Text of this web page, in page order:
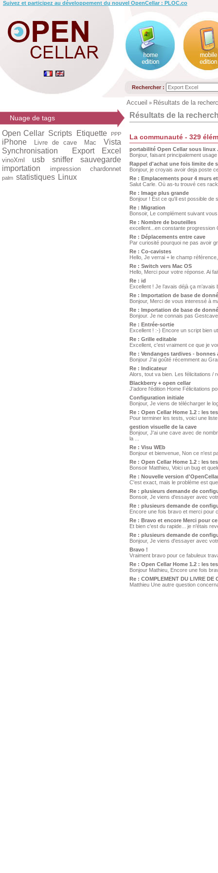
Suivez et participez au développement du nouvel OpenCellar : PLOC.co
Rechercher :
Accueil » Résultats de la
Nuage de tags
Open Cellar Scripts Etiquette PPP
iPhone Livre de cave Mac
Vista
Synchronisation
Export Excel
vinoXml usb sniffer
sauvegarde
importation
impression chardonnet
palm statistiques Linux
Résultats de la
La communauté - 329
portabilité Open Cellar sous linux
Bonjour, faisant principalement
Rappel d'achat une fois limite de
Bonjour, je croyais avoir deja poste
Re : Emplacements pour 4 murs
Salut Carle. Où as-tu trouvé ces
Re : Image plus grande
Bonjour ! Est ce qu'il est possible de
Re : Migration
Bonsoir, Le complément suivant
Re : Nombre de bouteilles
excellent...en constante progression
Re : Déplacements entre cave
Par curiosité pourquoi ne pas avoir
Re : Co-cavistes
Hello, Je verrai + le champ
Re : Switch vers Mac OS
Hello, Merci pour votre réponse. Ai
Re : id
Excellent ! Je l’avais déjà ça
Re : Importation de base de
Bonjour, Merci de vous interessé à
Re : Importation de base de
Bonjour. Je ne connais pas
Re : Entrée-sortie
Excellent ! :-) Encore un script bien
Re : Grille editable
Excellent, c'est vraiment ce que je
Re : Vendanges tardives - bonnes
Bonjour J'ai goûté récemment au
Re : Indicateur
Alors, tout va bien. Les félicitations /
Blackberry + open cellar
J'adore l'édition Home Félicitations
Configuration initiale
Bonjour, Je viens de télécharger le
Re : Open Cellar Home 1.2 : les
Pour terminer les tests, voici une
gestion visuelle de la cave
Bonjour, J'ai une cave avec de
la ...
Re : Visu WEb
Bonjour et bienvenue, Non ce n'est
Re : Open Cellar Home 1.2 : les
Bonsoir Matthieu, Voici un bug et
Re : Nouvelle version
C'est exact, mais le problème est
Re : plusieurs demande de
Bonsoir, Je viens d'essayer avec
Re : plusieurs demande de
Encore une fois bravo et merci pour
Re : Bravo et encore Merci pour
Et bien c'est du rapide... je n'étais
Re : plusieurs demande de
Bonjour, Je viens d'essayer avec
Bravo !
Vraiment bravo pour ce fabuleux
Re : Open Cellar Home 1.2 : les
Bonjour Mathieu, Encore une fois
Re : COMPLEMENT DU LIVRE DE
Matthieu Une autre question